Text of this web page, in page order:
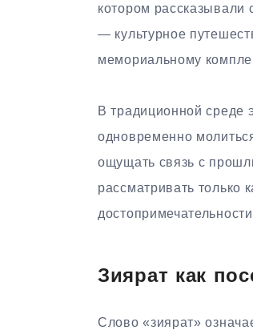
котором рассказывали
— культурное
мемориальному
В традиционной среде
одновременно
ощущать связь с
рассматривать только
Зиярат как
Слово «зиярат»